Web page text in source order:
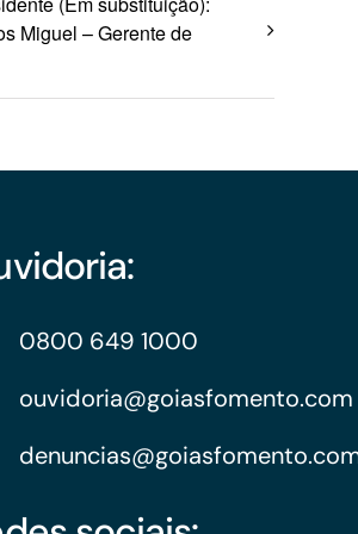
Miguel – Gerente de
0800 649 1000
ouvidoria@goiasfomento.com